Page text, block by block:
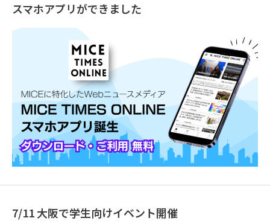
スマホアプリができました
7/11 大阪で学生向けイベント開催